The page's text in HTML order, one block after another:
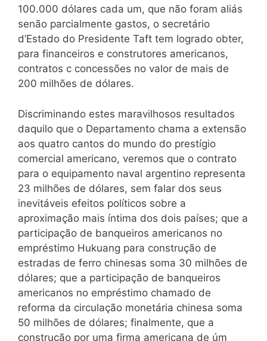
100.000 dólares cada um, que não foram aliás
senão parcialmente gastos, o secretário
d’Estado do Presidente Taft tem logrado obter,
para financeiros e construtores americanos,
contratos c concessões no valor de mais de
200 milhões de dólares.
Discriminando estes maravilhosos resultados
daquilo que o Departamento chama a extensão
aos quatro cantos do mundo do prestígio
comercial americano, veremos que o contrato
para o equipamento naval argentino representa
23 milhões de dólares, sem falar dos seus
inevitáveis efeitos políticos sobre a
aproximação mais íntima dos dois países; que a
participação de banqueiros americanos no
empréstimo Hukuang para construção de
estradas de ferro chinesas soma 30 milhões de
dólares; que a participação de banqueiros
americanos no empréstimo chamado de
reforma da circulação monetária chinesa soma
50 milhões de dólares; finalmente, que a
construção por uma firma americana de úm